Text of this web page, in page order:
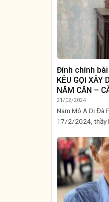
Đính chính bài
KÊU GỌI XÂY
NĂM CĂN –
21/02/2024
Nam Mô A Di Đà
17/2/2024, thầy